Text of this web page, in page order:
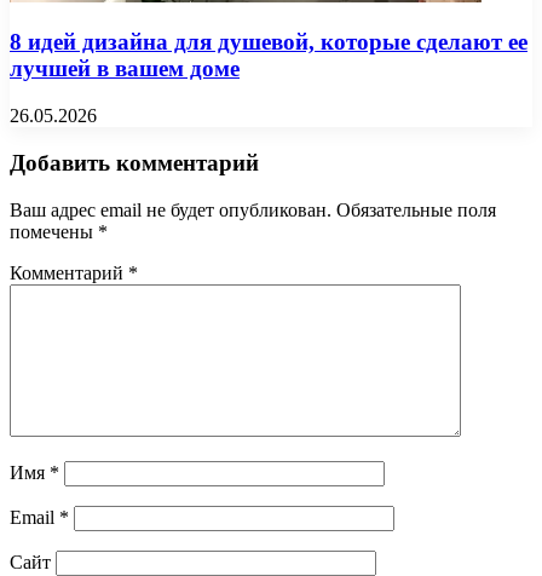
8 идей дизайна для душевой, которые сделают ее
лучшей в вашем доме
26.05.2026
Добавить комментарий
Ваш адрес email не будет опубликован. Обязательные поля
помечены *
Комментарий *
Имя *
Email *
Сайт